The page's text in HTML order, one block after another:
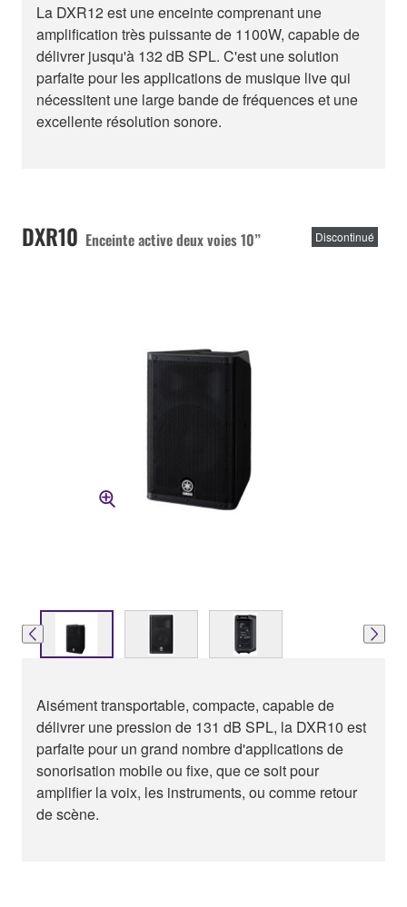
La DXR12 est une enceinte comprenant une
amplification très puissante de 1100W, capable de
délivrer jusqu'à 132 dB SPL. C'est une solution
parfaite pour les applications de musique live qui
nécessitent une large bande de fréquences et une
excellente résolution sonore.
DXR10 Enceinte active deux voies 10” Discontinué
Aisément transportable, compacte, capable de
délivrer une pression de 131 dB SPL, la DXR10 est
parfaite pour un grand nombre d'applications de
sonorisation mobile ou fixe, que ce soit pour
amplifier la voix, les instruments, ou comme retour
de scène.